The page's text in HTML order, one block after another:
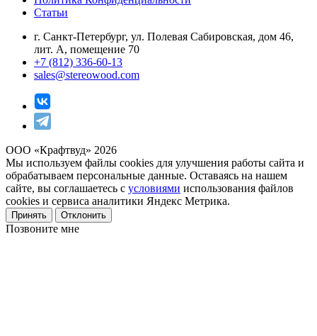
Статьи
г. Санкт-Петербург, ул. Полевая Сабировская, дом 46,
лит. А, помещение 70
+7 (812) 336-60-13
sales@stereowood.com
ООО «Крафтвуд» 2026
Мы используем файлы cookies для улучшения работы сайта и
обрабатываем персональные данные. Оставаясь на нашем
сайте, вы соглашаетесь с условиями использования файлов
cookies и сервиса аналитики Яндекс Метрика.
Принять Отклонить
Позвоните мне